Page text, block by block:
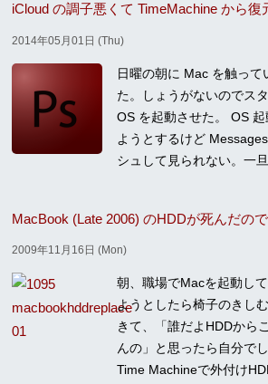
2014年05月01日 (Thu)
日曜の朝に Mac を触って
た。しょうがないのでス
OS を起動させた。 OS
ようとするけど
シュして見られない。一旦
MacBook (Late 2006) のHDDが死んだの
2009年11月16日 (Mon)
朝、職場でMacを起動し
ようとしたら椅子のきし
きて、「誰だよHDDから
んの」と思ったら自分で
Time Machineで外付け